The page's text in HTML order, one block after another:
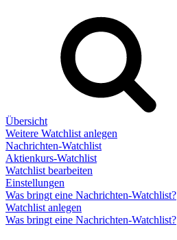
Übersicht
Weitere Watchlist anlegen
Nachrichten-Watchlist
Aktienkurs-Watchlist
Watchlist bearbeiten
Einstellungen
Was bringt eine Nachrichten-Watchlist?
Watchlist anlegen
Was bringt eine Nachrichten-Watchlist?